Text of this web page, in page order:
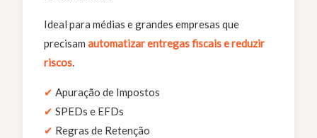
Ideal para médias e grandes empresas que
precisam automatizar entregas fiscais e reduzir
riscos.
✔ Apuração de Impostos
✔ SPEDs e EFDs
✔ Regras de Retenção